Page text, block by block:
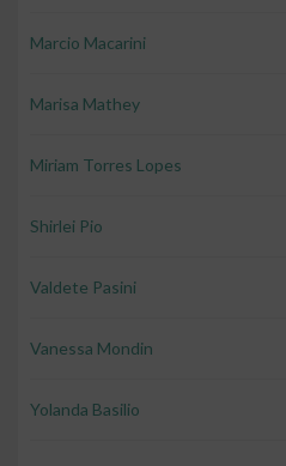
Marcio Macarini
Marisa Mathey
Miriam Torres Lopes
Shirlei Pio
Valdete Pasini
Vanessa Mondin
Yolanda Basilio